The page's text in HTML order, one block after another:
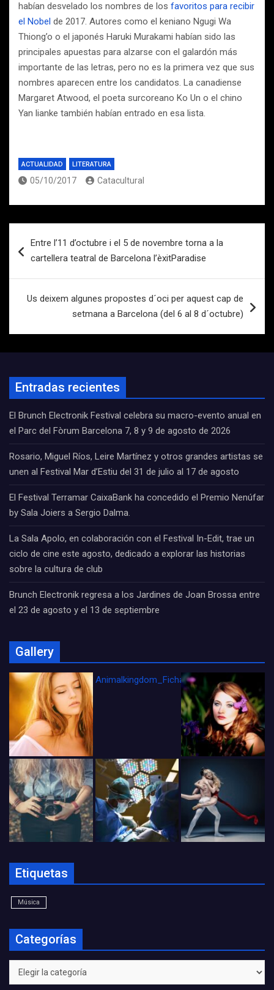
habían desvelado los nombres de los favoritos para recibir
el Nobel de 2017. Autores como el keniano Ngugi Wa
Thiong’o o el japonés Haruki Murakami habían sido las
principales apuestas para alzarse con el galardón más
importante de las letras, pero no es la primera vez que sus
nombres aparecen entre los candidatos. La canadiense
Margaret Atwood, el poeta surcoreano Ko Un o el chino
Yan lianke también habían entrado en esa lista.
ACTUALIDAD LITERATURA
05/10/2017 Catacultural
de
Entre l’11 d’octubre i el 5 de novembre torna a la
cartellera teatral de Barcelona l’èxitParadise
Us deixem algunes propostes d´oci per aquest cap de
setmana a Barcelona (del 6 al 8 d´octubre)
Entradas recientes
El Brunch Electronik Festival celebra su macro-evento anual en
el Parc del Fòrum Barcelona 7, 8 y 9 de agosto de 2026
Rosario, Miguel Ríos, Leire Martínez y otros grandes artistas se
unen al Festival Mar d’Estiu del 31 de julio al 17 de agosto
El Festival Terramar CaixaBank ha concedido el Premio Nenúfar
by Sala Joiers a Sergio Dalma.
La Sala Apolo, en colaboración con el Festival In-Edit, trae un
ciclo de cine este agosto, dedicado a explorar las historias
sobre la cultura de club
Brunch Electronik regresa a los Jardines de Joan Brossa entre
el 23 de agosto y el 13 de septiembre
Gallery
Animalkingdom_FichaCine
Etiquetas
Música
Categorías
Categorías